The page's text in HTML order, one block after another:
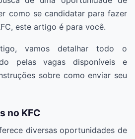
como se candidatar para fazer
este artigo é para você.
vamos detalhar todo o
pelas vagas disponíveis e
sobre como enviar seu
no KFC
diversas oportunidades de